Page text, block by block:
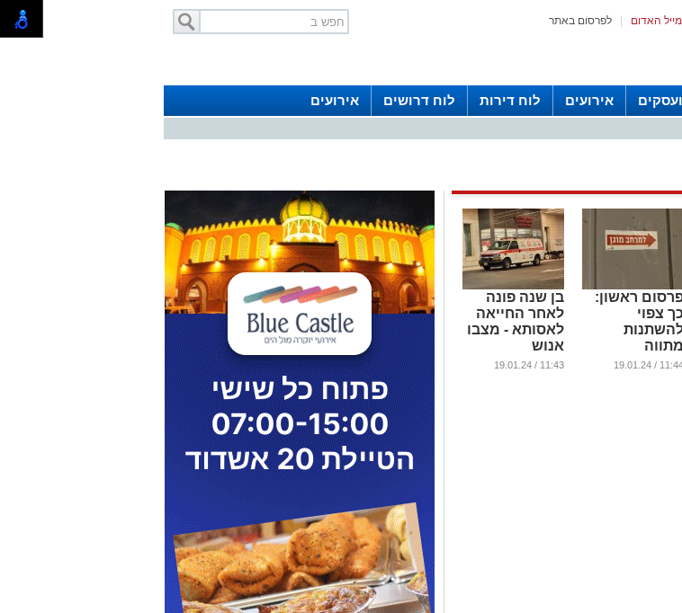
לפרסום באתר האדום
אירועים לוח דירות לוח דרושים אירועים
ראשון:
כך צפוי
מתווה
הלימודים
11:44 /
בן שנה פונה
לאחר החייאה
לאסותא - מצבו
אנוש
...
11:43 / 19.01.24